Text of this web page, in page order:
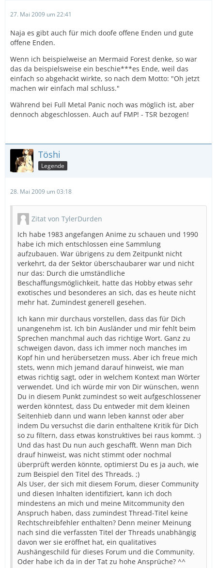
27. Mai 2009 um 22:41
Naja es gibt auch für mich doofe offene Enden und gute
offene Enden.
Wenn ich beispielweise an Mermaid Forest denke, so war
das da beispielsweise ein beschie***es Ende, weil das
einfach so abgehackt wirkte, so nach dem Motto: "Oh jetzt
machen wir einfach mal schluss."
Während bei Full Metal Panic noch was möglich ist, aber
dennoch abgeschlossen. Auch auf FMP! - TSR bezogen!
Töshi
Legende
28. Mai 2009 um 03:18
Zitat von TylerDurden
Ich habe 1983 angefangen Anime zu schauen und 1990
habe ich mich entschlossen eine Sammlung
aufzubauen. War übrigens zu dem Zeitpunkt nicht
verkehrt, da der Sektor überschaubarer war und nicht
nur das: Durch die umständliche
Beschaffungsmöglichkeit, hatte das Hobby etwas sehr
exotisches und besonderes an sich, das es heute nicht
mehr hat. Zumindest generell gesehen.
Ich kann mir durchaus vorstellen, dass das für Dich
unangenehm ist. Ich bin Ausländer und mir fehlt beim
Sprechen manchmal auch das richtige Wort. Ganz zu
schweigen davon, dass ich immer noch manches im
Kopf hin und herübersetzen muss. Aber ich freue mich
stets, wenn mich jemand darauf hinweist, wie man
etwas richtig sagt, oder in welchem Kontext man Wörter
verwendet. Und ich würde mir von Dir wünschen, wenn
Du in diesem Punkt zumindest so weit aufgeschlossener
werden könntest, dass Du entweder mit dem kleinen
Seitenhieb dann und wann leben kannst oder aber
indem Du versuchst die darin enthaltene Kritik für Dich
so zu filtern, dass etwas konstruktives bei raus kommt. :)
Und das hast Du nun auch geschafft. Wenn man Dich
drauf hinweist, was nicht stimmt oder nochmal
überprüft werden könnte, optimierst Du es ja auch, wie
zum Beispiel den Titel des Threads. ;)
Als User, der sich mit diesem Forum, dieser Community
und diesen Inhalten identifiziert, kann ich doch
mindestens an mich und meine Mitcommunity den
Anspruch haben, dass zumindest Thread-Titel keine
Rechtschreibfehler enthalten? Denn meiner Meinung
nach sind die verfassten Titel der Threads unabhängig
davon wer sie eröffnet hat, ein qualitatives
Aushängeschild für dieses Forum und die Community.
Oder habe ich da in der Tat zu hohe Ansprüche? ^^